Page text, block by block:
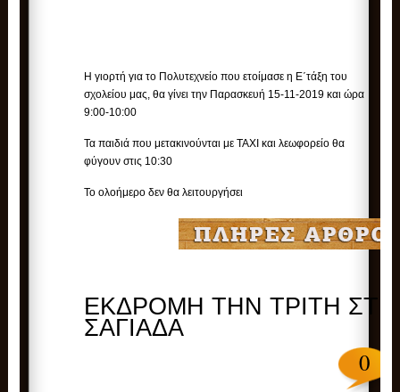
Η γιορτή για το Πολυτεχνείο που ετοίμασε η Ε΄τάξη του
σχολείου μας, θα γίνει την Παρασκευή 15-11-2019 και ώρα
9:00-10:00
Τα παιδιά που μετακινούνται με ΤΑΧΙ και λεωφορείο θα
φύγουν στις 10:30
Το ολοήμερο δεν θα λειτουργήσει
ΕΚΔΡΟΜΗ ΤΗΝ ΤΡΙΤΗ ΣΤΗ
ΣΑΓΙΑΔΑ
0